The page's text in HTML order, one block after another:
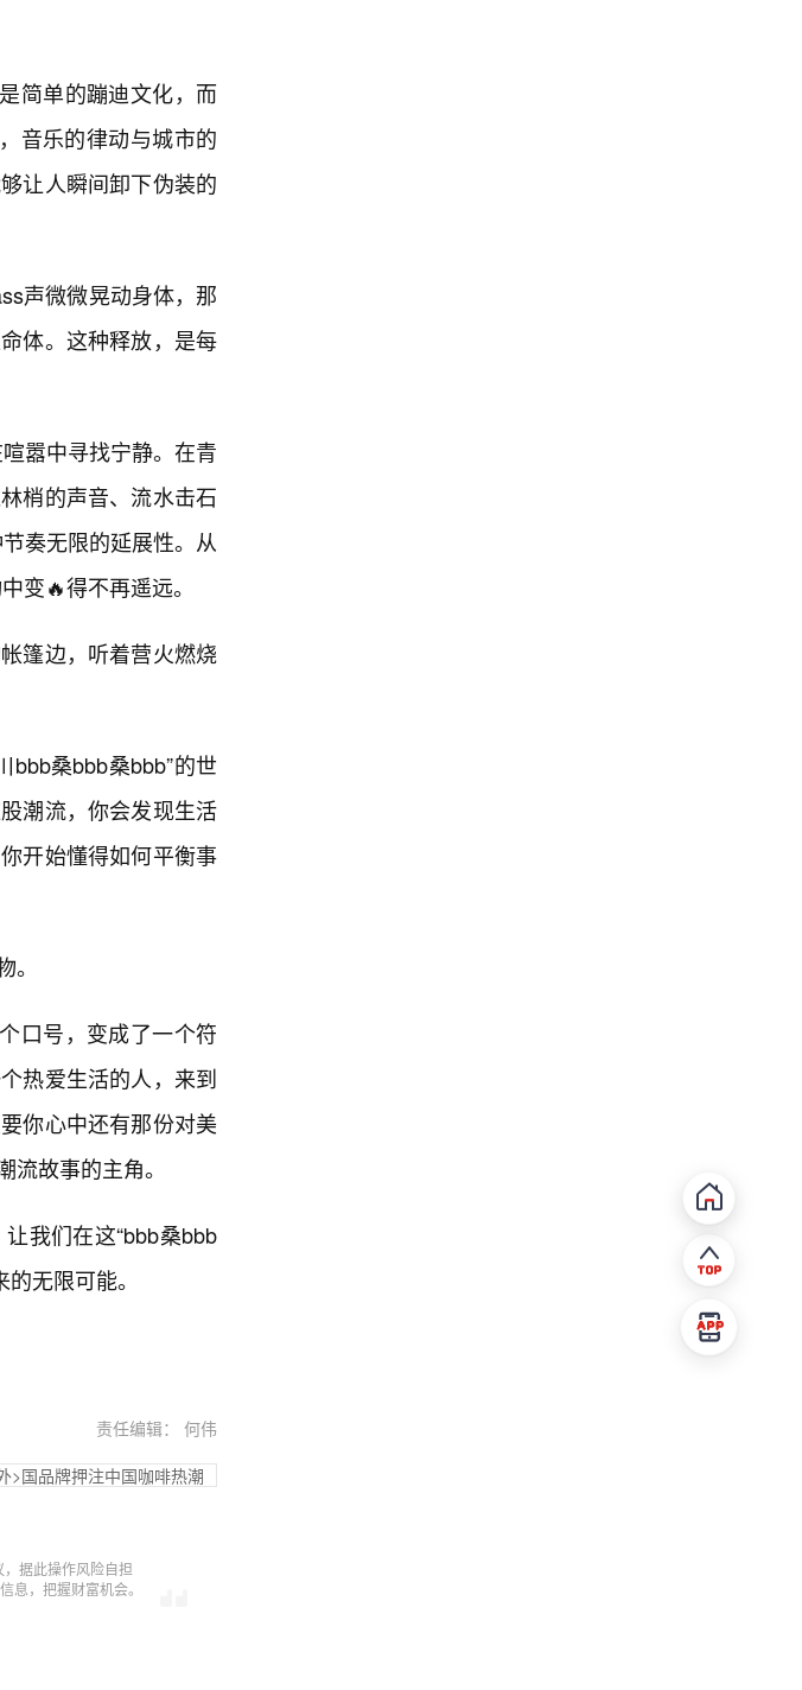
简单的蹦迪文化，而
音乐的律动与城市的
让人瞬间卸下伪装的
声微微晃动身体，那
体。这种释放，是每
嚣中寻找宁静。在青
梢的声音、流水击石
奏无限的延展性。从
变🔥得不再遥远。
篷边，听着营火燃烧
bbb桑bbb桑bbb”的世
潮流，你会发现生活
开始懂得如何平衡事
口号，变成了一个符
热爱生活的人，来到
你心中还有那份对美
故事的主角。
我们在这“bbb桑bbb
无限可能。
责任编辑： 何伟
>国品牌押注中国咖啡热潮
据此操作风险自担
息，把握财富机会。